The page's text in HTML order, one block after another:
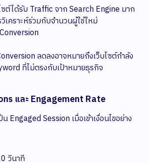
ซต์ได้รับ Traffic จาก Search Engine มาก
คราะห์ร่วมกับจำนวนผู้ใช้ใหม่
ลดลงอาจหมายถึงเว็บไซต์กำลัง
ที่ไม่ตรงกับเป้าหมายธุรกิจ
และ Engagement Rate
Engaged Session เมื่อเข้าเงื่อนไขอย่าง
วินาที